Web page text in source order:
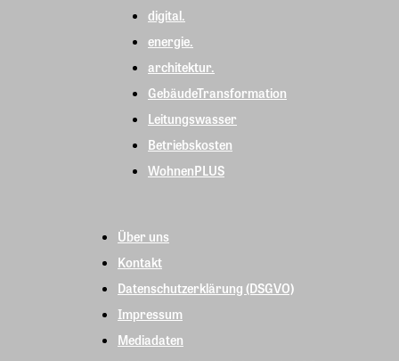
digital.
energie.
architektur.
GebäudeTransformation
Leitungswasser
Betriebskosten
WohnenPLUS
Über uns
Kontakt
Datenschutzerklärung (DSGVO)
Impressum
Mediadaten